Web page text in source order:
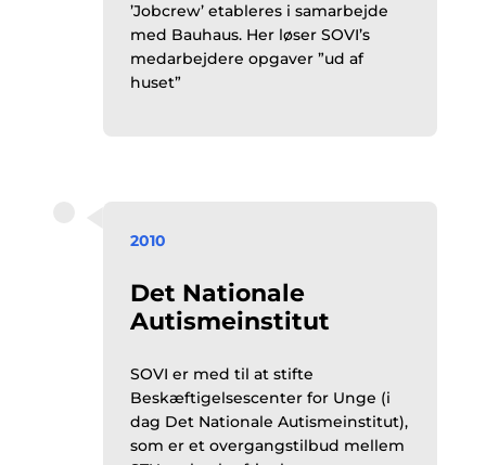
’Jobcrew’ etableres i samarbejde
med Bauhaus. Her løser SOVI’s
medarbejdere opgaver ”ud af
huset”
2010
Det Nationale
Autismeinstitut
SOVI er med til at stifte
Beskæftigelsescenter for Unge (i
dag Det Nationale Autismeinstitut),
som er et overgangstilbud mellem